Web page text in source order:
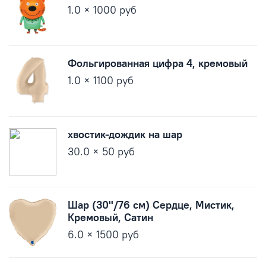
1.0 × 1000 руб
Фольгированная цифра 4, кремовый
1.0 × 1100 руб
хвостик-дождик на шар
30.0 × 50 руб
Шар (30''/76 см) Сердце, Мистик,
Кремовый, Сатин
6.0 × 1500 руб